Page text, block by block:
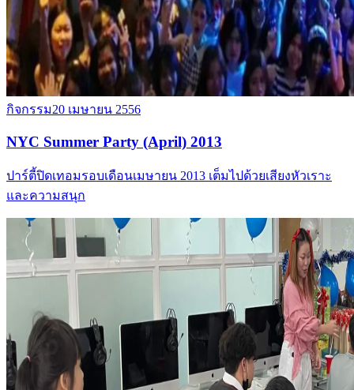
กิจกรรม20 เมษายน 2556
NYC Summer Party (April) 2013
ปาร์ตี้ปิดเทอมรอบเดือนเมษายน 2013 เต็มไปด้วยเสียงหัวเราะ
และความสนุก